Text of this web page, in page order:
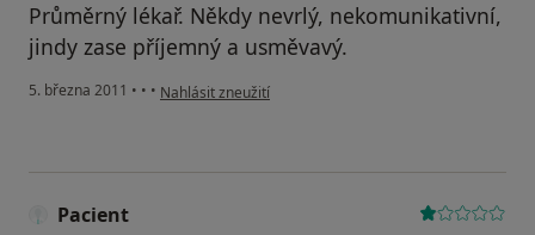
Průměrný lékař. Někdy nevrlý, nekomunikativní,
jindy zase příjemný a usměvavý.
5. března 2011 • • • podle názoru uživatele Pacient
Nahlásit zneužití
Pacient